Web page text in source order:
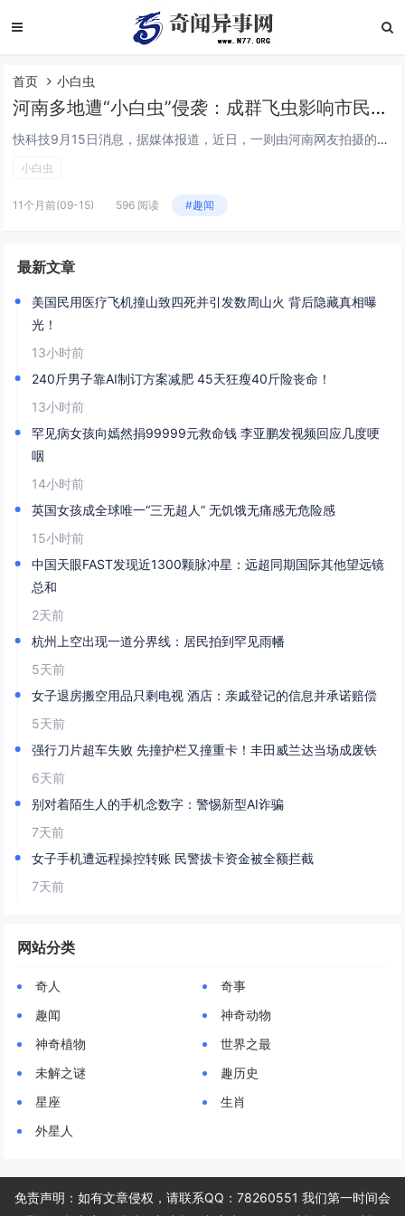
首页 小白虫
河南多地遭“小白虫”侵袭：成群飞虫影响市民出行
快科技9月15日消息，据媒体报道，近日，一则由河南网友拍摄的“小白虫”视频引发广泛关注。画面中，体型微小的白色飞虫成群出现，密度极高，几乎“无孔不入”，对市民的日常出行和生活造成了明显影响。这类被俗称为“小白虫”的昆虫，并非新物种，而是常见...
小白虫
11个月前(09-15) 596 阅读 #趣闻
最新文章
美国民用医疗飞机撞山致四死并引发数周山火 背后隐藏真相曝
光！
13小时前
240斤男子靠AI制订方案减肥 45天狂瘦40斤险丧命！
13小时前
罕见病女孩向嫣然捐99999元救命钱 李亚鹏发视频回应几度哽
咽
14小时前
英国女孩成全球唯一“三无超人” 无饥饿无痛感无危险感
15小时前
中国天眼FAST发现近1300颗脉冲星：远超同期国际其他望远镜
总和
2天前
杭州上空出现一道分界线：居民拍到罕见雨幡
5天前
女子退房搬空用品只剩电视 酒店：亲戚登记的信息并承诺赔偿
5天前
强行刀片超车失败 先撞护栏又撞重卡！丰田威兰达当场成废铁
6天前
别对着陌生人的手机念数字：警惕新型AI诈骗
7天前
女子手机遭远程操控转账 民警拔卡资金被全额拦截
7天前
网站分类
奇人
奇事
趣闻
神奇动物
神奇植物
世界之最
未解之谜
趣历史
星座
生肖
外星人
免责声明：如有文章侵权，请联系QQ：78260551 我们第一时间会